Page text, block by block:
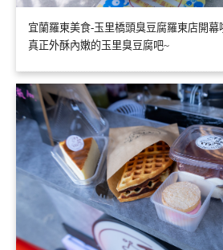
宜蘭羅東美食-玉里橋頭臭豆腐羅東店開幕
真正外酥內嫩的玉里臭豆腐吧~